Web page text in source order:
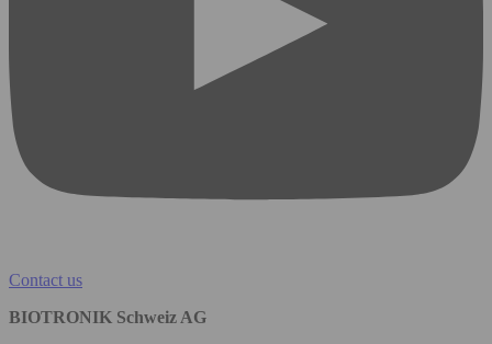
Contact us
BIOTRONIK Schweiz AG